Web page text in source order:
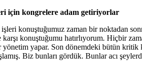
için kongrelere adam getiriyorlar
konuştuğumuz zaman bir noktadan
karşı konuştuğumu hatırlıyorum. Hiçbir
yapar. Son dönemdeki bütün kritik
Biz bunları gördük. Bunlar acı